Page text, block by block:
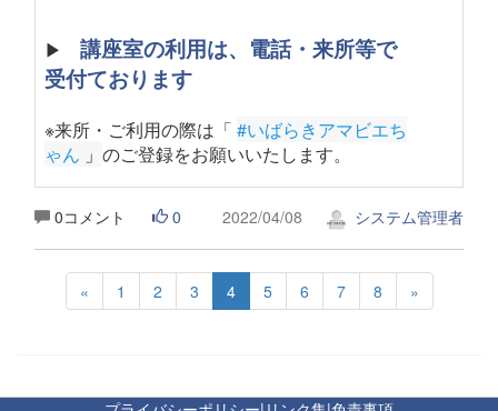
▶ 講座室の利用は、電話・来所等で
受付ております
※来所・ご利用の際は「 #いばらきアマビエち
ゃん 」 のご登録をお願いいたします。
0コメント 0 2022/04/08 システム管理者
« 1 2 3 4 5 6 7 8 »